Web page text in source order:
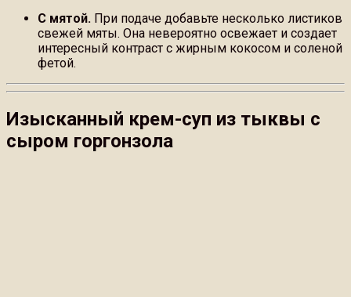
С мятой. При подаче добавьте несколько листиков
свежей мяты. Она невероятно освежает и создает
интересный контраст с жирным кокосом и соленой
фетой.
Изысканный крем-суп из тыквы с
сыром горгонзола